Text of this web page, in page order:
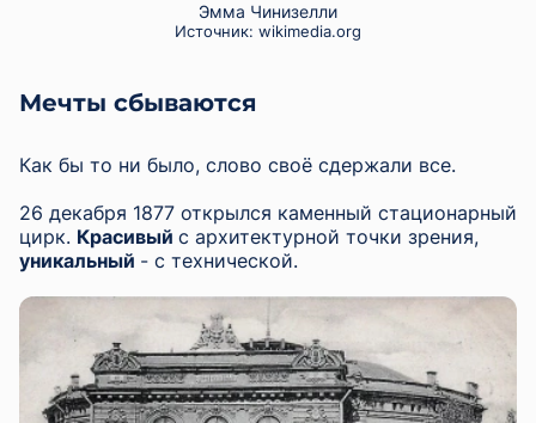
Эмма Чинизелли
Источник: wikimedia.org
Мечты сбываются
Как бы то ни было, слово своё сдержали все.
26 декабря 1877 открылся каменный стационарный
цирк. Красивый с архитектурной точки зрения,
уникальный - с технической.